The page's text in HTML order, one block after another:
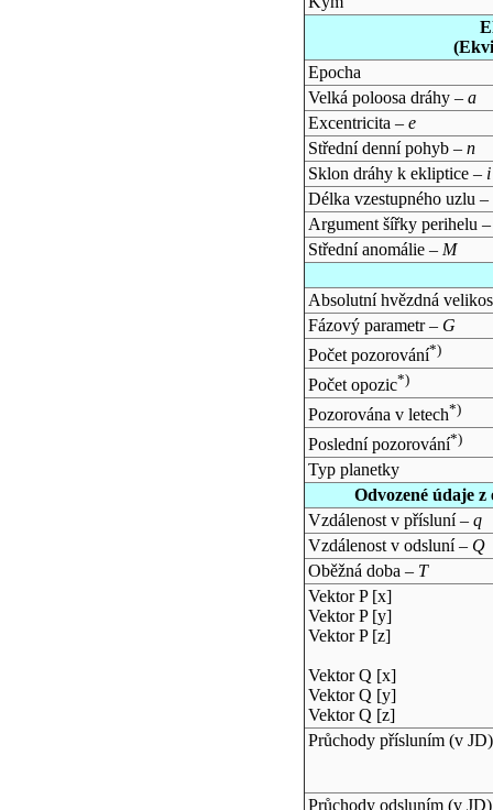
Epocha
Velká poloosa dráhy – a
Excentricita – e
Střední denní pohyb – n
Sklon dráhy k ekliptice – i
Délka vzestupného uzlu –
Argument šířky perihelu
Střední anomálie – M
Absolutní hvězdná
Fázový parametr – G
Počet pozorování*)
Počet opozic*)
Pozorována v letech*)
Poslední pozorování*)
Typ planetky
Odvozené údaje
Vzdálenost v přísluní – q
Vzdálenost v odsluní – Q
Oběžná doba – T
Vektor P [x]
Vektor P [y]
Vektor P [z]
Vektor Q [x]
Vektor Q [y]
Vektor Q [z]
Průchody přísluním (v JD)
Průchody odsluním (v JD)